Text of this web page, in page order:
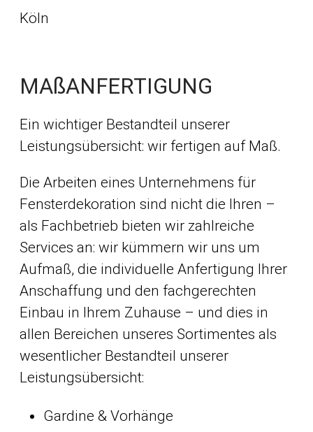
MAßANFERTIGUNG
Ein wichtiger Bestandteil unserer
Leistungsübersicht: wir fertigen auf Maß.
Die Arbeiten eines Unternehmens für
Fensterdekoration sind nicht die Ihren –
als Fachbetrieb bieten wir zahlreiche
Services an: wir kümmern wir uns um
Aufmaß, die individuelle Anfertigung Ihrer
Anschaffung und den fachgerechten
Einbau in Ihrem Zuhause – und dies in
allen Bereichen unseres Sortimentes als
wesentlicher Bestandteil unserer
Leistungsübersicht:
Gardine & Vorhänge